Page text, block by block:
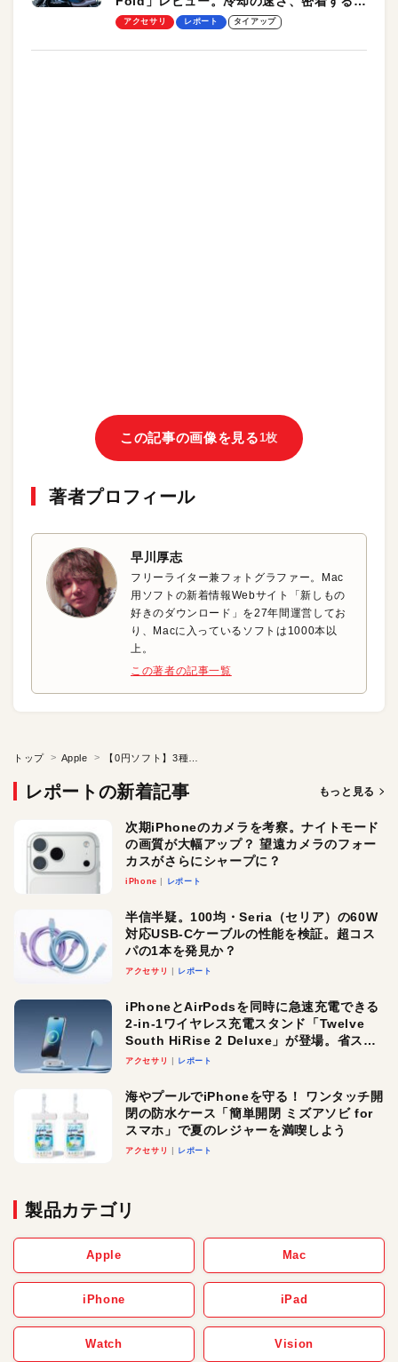
却プレート、シンプルな操作性がグッド！
アクセサリ レポート タイアップ
この記事の画像を見る 1枚
著者プロフィール
早川厚志
フリーライター兼フォトグラファー。Mac
用ソフトの新着情報Webサイト「新しもの
好きのダウンロード」を27年間運営してお
り、Macに入っているソフトは1000本以
上。
この著者の記事一覧
トップ Apple
レポートの新着記事 もっと見る
次期iPhoneのカメラを考察。ナイトモード
の画質が大幅アップ？ 望遠カメラのフォー
カスがさらにシャープに？
iPhone レポート
半信半疑。100均・Seria（セリア）の60W
対応USB-Cケーブルの性能を検証。超コス
パの1本を発見か？
アクセサリ レポート
iPhoneとAirPodsを同時に急速充電できる
2-in-1ワイヤレス充電スタンド「Twelve
South HiRise 2 Deluxe」が登場。省スペ
ースでおしゃれに充電したい人にオスス
アクセサリ レポート
海やプールでiPhoneを守る！ ワンタッチ開
閉の防水ケース「簡単開閉 ミズアソビ for
スマホ」で夏のレジャーを満喫しよう
アクセサリ レポート
製品カテゴリ
Apple Mac
iPhone iPad
Watch Vision